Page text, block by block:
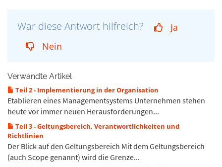
War diese Antwort hilfreich?
Ja
Nein
Verwandte Artikel
Teil 2 - Implementierung in der Organisation
Etablieren eines Managementsystems Unternehmen stehen
heute vor immer neuen Herausforderungen...
Teil 3 - Geltungsbereich, Verantwortlichkeiten und
Richtlinien
Der Blick auf den Geltungsbereich Mit dem Geltungsbereich
(auch Scope genannt) wird die Grenze...